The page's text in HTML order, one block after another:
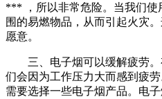
*** ，所以非常危险。当我们使
围的易燃物品，从而引起火灾
愿意。
三、电子烟可以缓解疲劳
们会因为工作压力大而感到疲
需要选择一些电子烟产品。电